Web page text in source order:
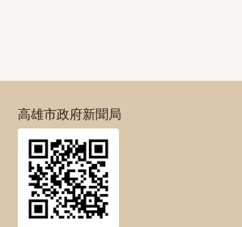
高雄市政府新聞局